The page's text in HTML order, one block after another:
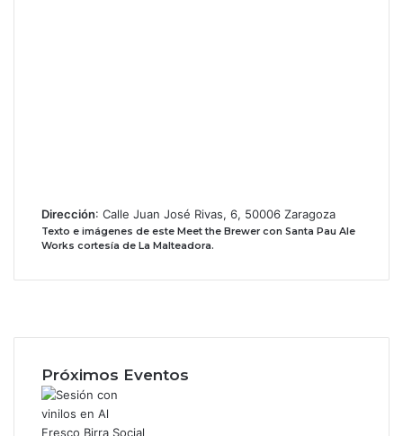
Dirección: Calle Juan José Rivas, 6, 50006 Zaragoza
Texto e imágenes de este Meet the Brewer con Santa Pau Ale
Works cortesía de La Malteadora.
Próximos Eventos